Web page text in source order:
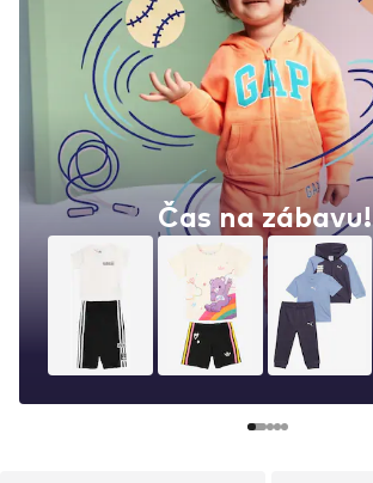
Čas na zábavu!